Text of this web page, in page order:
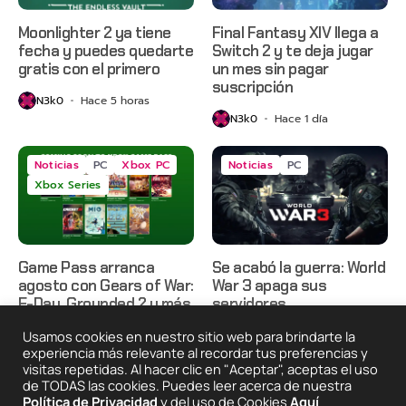
Moonlighter 2 ya tiene
fecha y puedes quedarte
gratis con el primero
N3k0 Hace 5 horas
Final Fantasy XIV llega a
Switch 2 y te deja jugar
un mes sin pagar
suscripción
N3k0 Hace 1 día
Noticias PC
Xbox PC
Xbox Series
Game Pass arranca
agosto con Gears of War:
E-Day, Grounded 2 y más
N3k0 Hace 1 día
Noticias PC
Se acabó la guerra: World
War 3 apaga sus
servidores
N3k0 Hace 2 días
2025 © Degeneraciónx.com | Anime, Games & Nothing
Usamos cookies en nuestro sitio web para brindarte la
experiencia más relevante al recordar tus preferencias y
visitas repetidas. Al hacer clic en "Aceptar", aceptas el uso
de TODAS las cookies. Puedes leer acerca de nuestra
Política de Privacidad y del uso de Cookies Aquí